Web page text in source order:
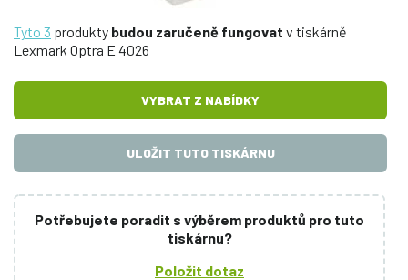
Tyto 3 produkty budou zaručeně fungovat v tiskárně
Lexmark Optra E 4026
VYBRAT Z NABÍDKY
ULOŽIT TUTO TISKÁRNU
Potřebujete poradit s výběrem produktů pro tuto
tiskárnu?
Položit dotaz